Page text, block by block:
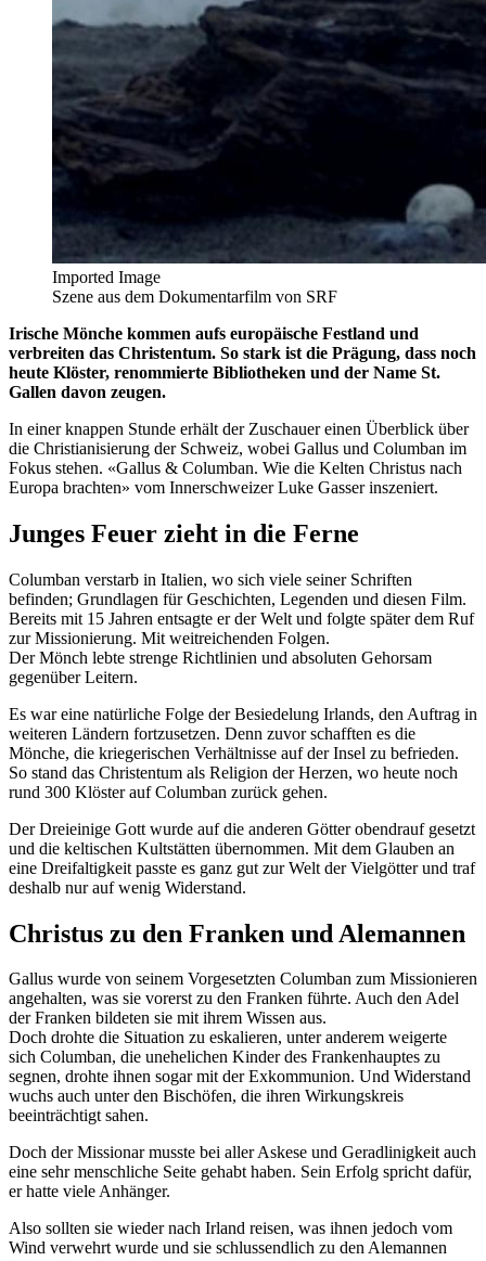
Imported Image
Szene aus dem Dokumentarfilm von SRF
Irische Mönche kommen aufs europäische Festland und
verbreiten das Christentum. So stark ist die Prägung, dass noch
heute Klöster, renommierte Bibliotheken und der Name St.
Gallen davon zeugen.
In einer knappen Stunde erhält der Zuschauer einen Überblick über
die Christianisierung der Schweiz, wobei Gallus und Columban im
Fokus stehen. «Gallus & Columban. Wie die Kelten Christus nach
Europa brachten» vom Innerschweizer Luke Gasser inszeniert.
Junges Feuer zieht in die Ferne
Columban verstarb in Italien, wo sich viele seiner Schriften
befinden; Grundlagen für Geschichten, Legenden und diesen Film.
Bereits mit 15 Jahren entsagte er der Welt und folgte später dem Ruf
zur Missionierung. Mit weitreichenden Folgen.
Der Mönch lebte strenge Richtlinien und absoluten Gehorsam
gegenüber Leitern.
Es war eine natürliche Folge der Besiedelung Irlands, den Auftrag in
weiteren Ländern fortzusetzen. Denn zuvor schafften es die
Mönche, die kriegerischen Verhältnisse auf der Insel zu befrieden.
So stand das Christentum als Religion der Herzen, wo heute noch
rund 300 Klöster auf Columban zurück gehen.
Der Dreieinige Gott wurde auf die anderen Götter obendrauf gesetzt
und die keltischen Kultstätten übernommen. Mit dem Glauben an
eine Dreifaltigkeit passte es ganz gut zur Welt der Vielgötter und traf
deshalb nur auf wenig Widerstand.
Christus zu den Franken und Alemannen
Gallus wurde von seinem Vorgesetzten Columban zum Missionieren
angehalten, was sie vorerst zu den Franken führte. Auch den Adel
der Franken bildeten sie mit ihrem Wissen aus.
Doch drohte die Situation zu eskalieren, unter anderem weigerte
sich Columban, die unehelichen Kinder des Frankenhauptes zu
segnen, drohte ihnen sogar mit der Exkommunion. Und Widerstand
wuchs auch unter den Bischöfen, die ihren Wirkungskreis
beeinträchtigt sahen.
Doch der Missionar musste bei aller Askese und Geradlinigkeit auch
eine sehr menschliche Seite gehabt haben. Sein Erfolg spricht dafür,
er hatte viele Anhänger.
Also sollten sie wieder nach Irland reisen, was ihnen jedoch vom
Wind verwehrt wurde und sie schlussendlich zu den Alemannen